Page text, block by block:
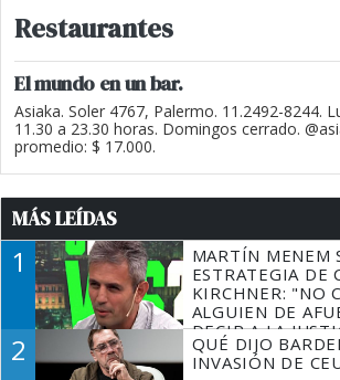
Restaurantes
El mundo en un bar.
Asiaka. Soler 4767, Palermo. 11.2492-8244.
11.30 a 23.30 horas. Domingos cerrado.
promedio: $ 17.000.
MÁS LEÍDAS
1
MARTÍN MENEM
ESTRATEGIA DE
KIRCHNER: "NO
ALGUIEN DE
DECIR A LA
TIENE QUE
2
QUÉ DIJO
INVASIÓN DE